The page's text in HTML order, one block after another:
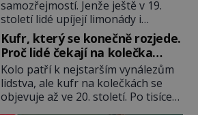
whiskey či klidně bourbonu
nepoužijete skotskou whisku. Co
se stane? Inu, koktejl bude stále
skvělý, ale už to nebude
Manhattan ale […]
samozřejmostí. Jenže ještě v 19.
století lidé upíjejí limonády i
koktejly dutými stébly žita nebo
žitné slámy. Fungují sice dobře,
mají ale jednu nepříjemnou
vlastnost po chvíli se rozmáčejí a
nápoji dodávají travnatou příchuť.
Právě tahle drobná nepříjemnost
Kufr, který se konečně rozjede.
Proč lidé čekají na kolečka
téměř pět tisíc let?
Kolo patří k nejstarším vynálezům
lidstva, ale kufr na kolečkách se
objevuje až ve 20. století. Po tisíce